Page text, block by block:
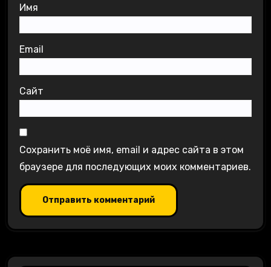
Имя
Email
Сайт
Сохранить моё имя, email и адрес сайта в этом
браузере для последующих моих комментариев.